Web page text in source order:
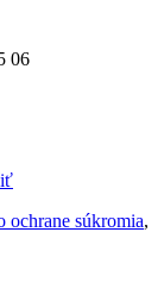
06
ochrane súkromia,